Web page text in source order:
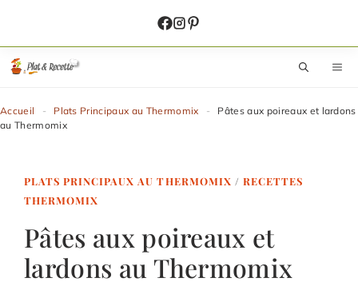
contenu
Accueil - Plats Principaux au Thermomix -
Pâtes aux poireaux et lardons
au Thermomix
PLATS PRINCIPAUX AU THERMOMIX / RECETTES
THERMOMIX
Pâtes aux poireaux et
lardons au Thermomix